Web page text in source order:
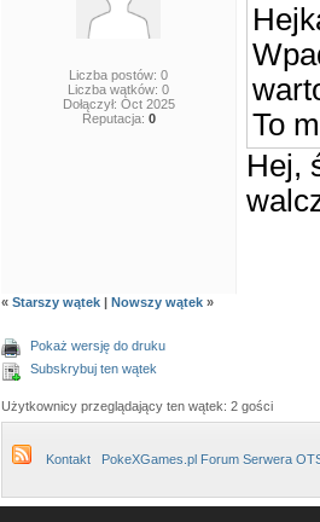
Liczba postów: 0
Liczba wątków: 0
Dołączył: Oct 2025
Reputacja: 0
To
Hej,
« Starszy wątek | Nowszy wątek »
Pokaż wersję do druku
Subskrybuj ten wątek
Użytkownicy przeglądający ten wątek: 2 gości
Kontakt PokeXGames.pl Forum Serwera